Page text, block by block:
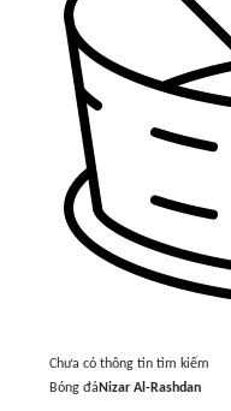
Chưa có thông tin tìm kiếm
Bóng đá Nizar Al-Rashdan